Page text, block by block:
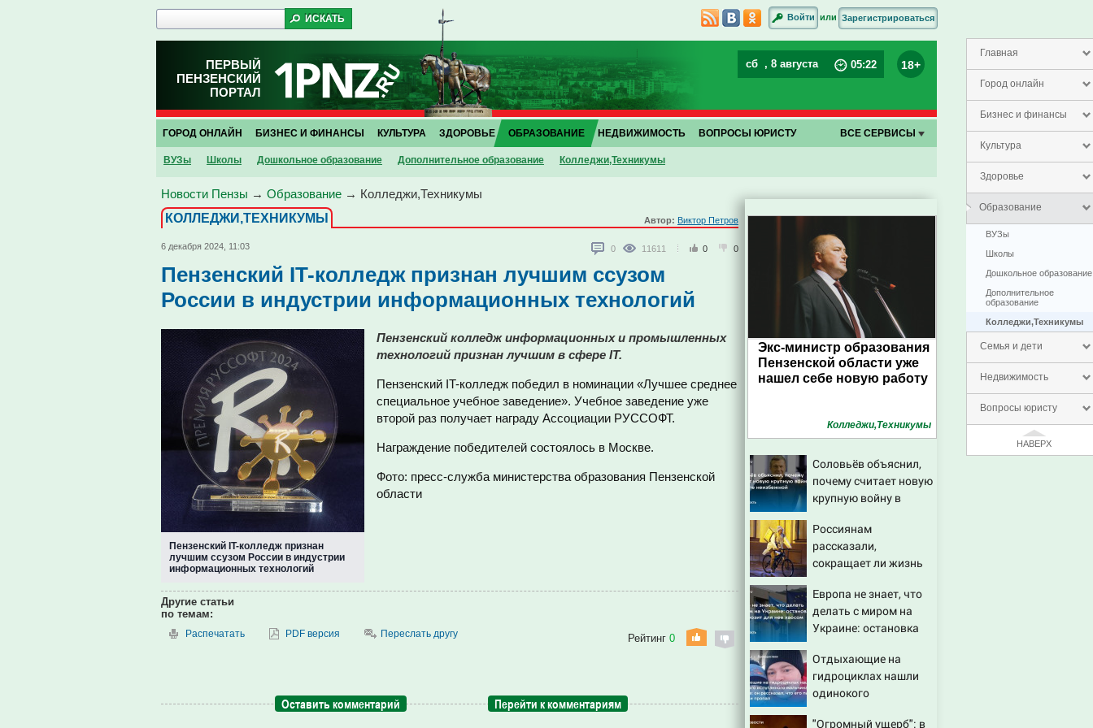
Главная
Город онлайн
Бизнес и финансы
Культура
Здоровье
Образование
ВУЗы
Школы
Дошкольное образование
Дополнительное
образование
Колледжи,Техникумы
Семья и дети
Недвижимость
Вопросы юристу
НАВЕРХ
Войти или Зарегистрироваться
ПЕРВЫЙ
ПЕНЗЕНСКИЙ
ПОРТАЛ
сб , 8 августа 05:23 18+
ГОРОД ОНЛАЙН БИЗНЕС И ФИНАНСЫ КУЛЬТУРА ЗДОРОВЬЕ ОБРАЗОВАНИЕ
ВУЗы Школы Дошкольное образование Дополнительное образование Колледжи,Техникумы
НЕДВИЖИМОСТЬ ВОПРОСЫ ЮРИСТУ ВСЕ СЕРВИСЫ
Новости Пензы → Образование → Колледжи,Техникумы
КОЛЛЕДЖИ,ТЕХНИКУМЫ
Автор: Виктор Петров
6 декабря 2024, 11:03 0 11611 0 0
Пензенский IT-колледж признан лучшим ссузом
России в индустрии информационных технологий
Пензенский IT-колледж признан
лучшим ссузом России в индустрии
информационных технологий
Пензенский колледж информационных и промышленных
технологий признан лучшим в сфере IT.
Пензенский IT-колледж победил в номинации «Лучшее среднее
специальное учебное заведение». Учебное заведение уже
второй раз получает награду Ассоциации РУССОФТ.
Награждение победителей состоялось в Москве.
Фото: пресс-служба министерства образования Пензенской
области
Другие статьи
по темам:
Распечатать PDF версия Переслать другу Рейтинг 0
Оставить комментарий Перейти к комментариям
Экс-министр образования
Пензенской области уже
нашел себе новую работу
Колледжи,Техникумы
Соловьёв объяснил,
почему считает новую
крупную войну в
Россиянам
рассказали,
сокращает ли жизнь
Европа не знает, что
делать с миром на
Украине: остановка
хаосом
Отдыхающие на
гидроциклах нашли
одинокого
"Огромный ущерб": в